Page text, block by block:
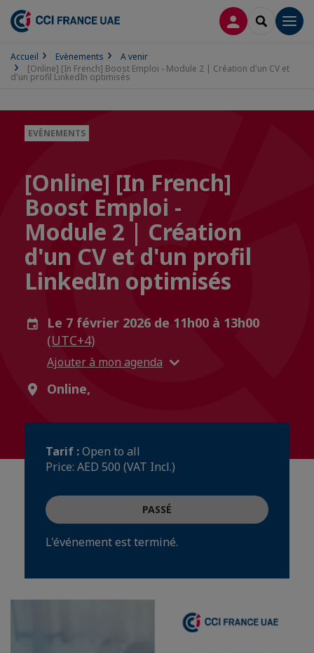
CONNEXION
Accueil Evènements
A venir
[Online] [In French] Boost Emploi - Module 2 | Création d'un CV et
d'un profil LinkedIn optimisés
EVÈNEMENTS
[Online] [In French]
Boost Emploi -
Module 2 | Création
d'un CV et d'un profil
LinkedIn optimisés
Le 7 février 2026 de 11h00 à 13h00
(UTC+4)
Ajouter à mon agenda
Online,
Tarif :Open to all
Price: AED 500 (VAT Incl.)
PASSÉ
L'événement est terminé.